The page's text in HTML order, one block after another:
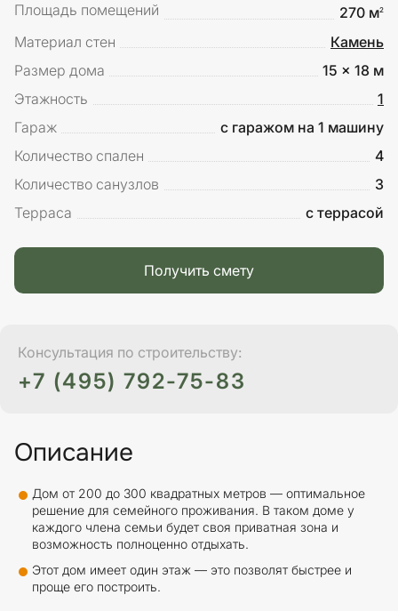
Площадь помещений
270 м2
Материал стен
Камень
Размер дома
15 x 18 м
Этажность
1
Гараж
с гаражом на 1 машину
Количество спален
4
Количество санузлов
3
Терраса
с террасой
Получить смету
Консультация по строительству:
+7 (495) 792-75-83
Описание
Дом от 200 до 300 квадратных метров — оптимальное
решение для семейного проживания. В таком доме у
каждого члена семьи будет своя приватная зона и
возможность полноценно отдыхать.
Этот дом имеет один этаж — это позволят быстрее и
проще его построить.